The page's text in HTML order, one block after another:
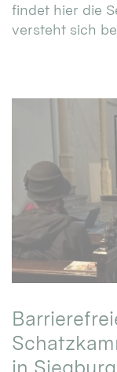
findet hier die
versteht sich
in Siegburg